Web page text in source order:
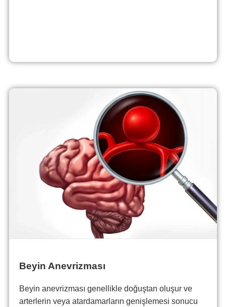
Beyin Anevrizması
Beyin anevrizması genellikle doğuştan oluşur ve
arterlerin veya atardamarların genişlemesi sonucu